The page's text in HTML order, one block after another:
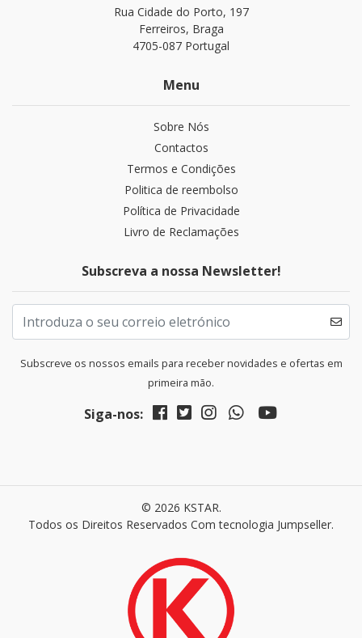
Rua Cidade do Porto, 197
Ferreiros, Braga
4705-087 Portugal
Menu
Sobre Nós
Contactos
Termos e Condições
Politica de reembolso
Política de Privacidade
Livro de Reclamações
Subscreva a nossa Newsletter!
Subscreve os nossos emails para receber novidades e ofertas em
primeira mão.
Siga-nos:
© 2026 KSTAR.
Todos os Direitos Reservados Com tecnologia Jumpseller.